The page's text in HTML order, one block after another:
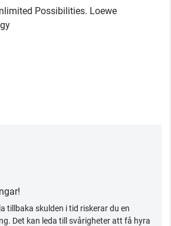
Possibilities. Loewe
tillbaka skulden i tid riskerar du en
Det kan leda till svårigheter att få hyra